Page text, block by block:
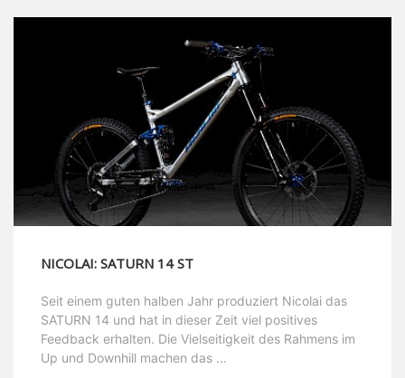
NICOLAI: SATURN 14 ST
Seit einem guten halben Jahr produziert Nicolai das
SATURN 14 und hat in dieser Zeit viel positives
Feedback erhalten. Die Vielseitigkeit des Rahmens im
Up und Downhill machen das ...